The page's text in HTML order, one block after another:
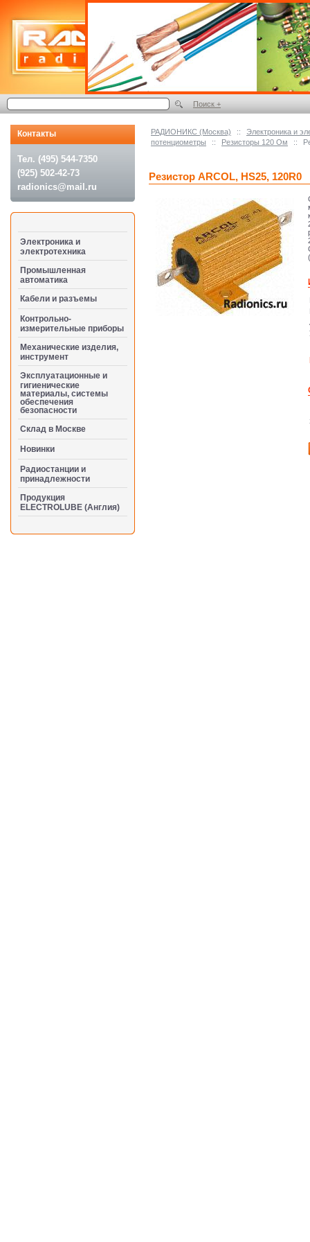
РАДИОНИКС (Москва) ::
Электроника и
потенциометры
:: Резисторы 120 Ом ::
Резистор ARCOL, HS25, 120R0
Контакты
Тел. (495) 544-7350
(925) 502-42-73
radionics@mail.ru
Электроника и
электротехника
Промышленная
автоматика
Кабели и разъемы
Контрольно-
измерительные приборы
Механические изделия,
инструмент
Эксплуатационные и
гигиенические
материалы, системы
обеспечения
безопасности
Cклад в Москве
Новинки
Радиостанции и
принадлежности
Продукция
ELECTROLUBE (Англия)
Поиск +